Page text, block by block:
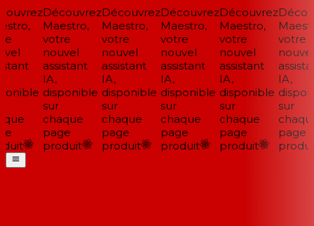
Découvrez
Maestro,
votre
nouvel
assistant
IA,
disponible
sur
chaque
page
produit
Découvrez
Maestro,
votre
nouvel
assistant
IA,
disponible
sur
chaque
page
produit
Découvrez
Maestro,
votre
nouvel
assistant
IA,
disponible
sur
chaque
page
produit
Découvrez
Maestro,
votre
nouvel
assistant
IA,
disponible
sur
chaque
page
produit
votre
nouvel
IA,
sur
chaque
page
produit